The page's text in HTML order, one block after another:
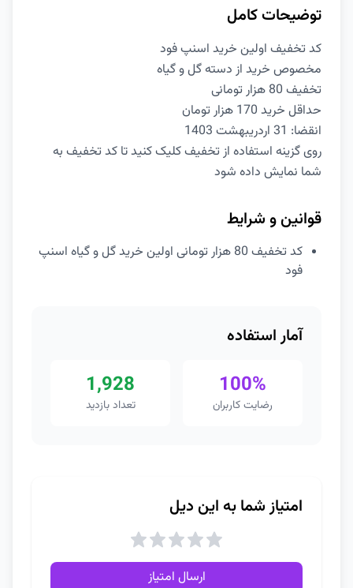
توضیحات کامل
کد تخفیف اولین خرید اسنپ فود
مخصوص خرید از دسته گل و گیاه
تخفیف 80 هزار تومانی
حداقل خرید 170 هزار تومان
انقضا: 31 اردریبهشت 1403
روی گزینه استفاده از تخفیف کلیک کنید تا کد تخفیف به
شما نمایش داده شود
قوانین و شرایط
کد تخفیف 80 هزار تومانی اولین خرید گل و گیاه اسنپ
فود
آمار استفاده
100%
رضایت کاربران
1,928
تعداد بازدید
امتیاز شما به این دیل
ارسال امتیاز